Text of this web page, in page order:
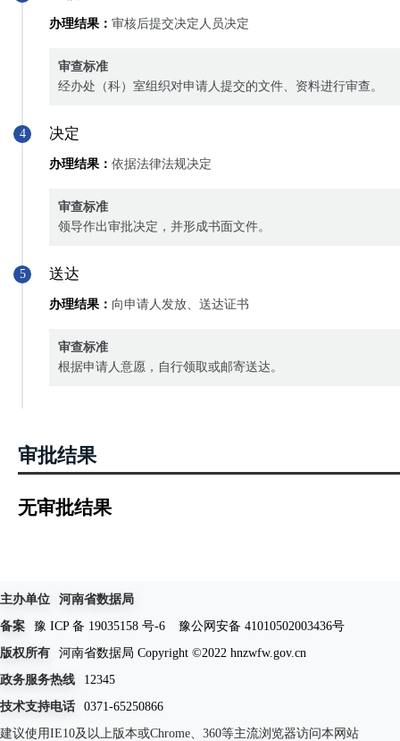
办理结果： 审核后提交决定人员决定
审查标准
经办处（科）室组织对申请人提交的文件、资料进行审查。
4 决定
办理结果： 依据法律法规决定
审查标准
领导作出审批决定，并形成书面文件。
5 送达
办理结果： 向申请人发放、送达证书
审查标准
根据申请人意愿，自行领取或邮寄送达。
审批结果
无审批结果
主办单位
河南省数据局
备案
豫 ICP 备 19035158 号-6
豫公网安备 41010502003436号
版权所有
河南省数据局 Copyright ©2022 hnzwfw.gov.cn
政务服务热线
12345
技术支持电话
0371-65250866
建议使用IE10及以上版本或Chrome、360等主流浏览器访问本网站